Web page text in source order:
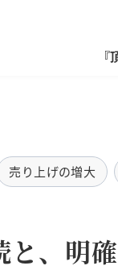
売り上げの増大
と、明